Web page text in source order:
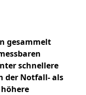
gesammelt
schnellere
der Notfall- als